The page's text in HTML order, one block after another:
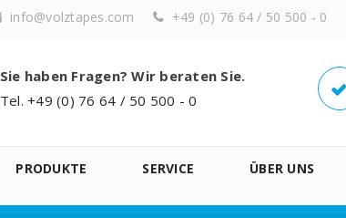
info@volztapes.com +49 (0) 76 64 / 50 500 - 0
Sie haben Fragen? Wir beraten Sie.
Tel. +49 (0) 76 64 / 50 500 - 0
PRODUKTE SERVICE ÜBER UNS